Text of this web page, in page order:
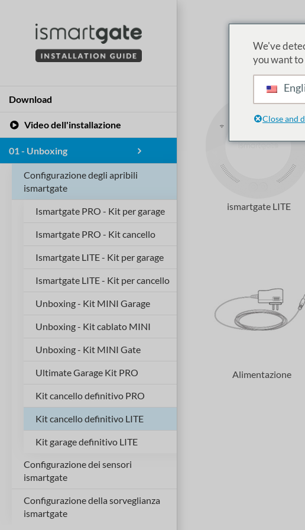
contenuto
Download
Video dell'installazione
01 - Unboxing
Configurazione degli apribili
ismartgate
Ismartgate PRO - Kit per garage
Ismartgate PRO - Kit cancello
Ismartgate LITE - Kit per garage
Ismartgate LITE - Kit per cancello
Unboxing - Kit MINI Garage
Unboxing - Kit cablato MINI
Unboxing - Kit MINI Gate
Ultimate Garage Kit PRO
Kit cancello definitivo PRO
Kit cancello definitivo LITE
Kit garage definitivo LITE
Configurazione dei sensori
ismartgate
Sensore wireless (garage)
Configurazione della sorveglianza
ismartgate
ismartgate LITE
Alimentazione
We've
you want to
Close and